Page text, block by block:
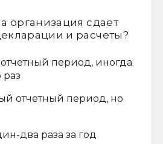
организация сдает
и расчеты?
период, иногда
раз
отчетный период, но
два раза за год